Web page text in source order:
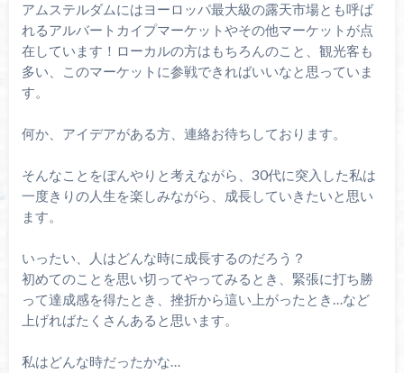
アムステルダムにはヨーロッパ最大級の露天市場とも呼ば
れるアルバートカイプマーケットやその他マーケットが点
在しています！ローカルの方はもちろんのこと、観光客も
多い、このマーケットに参戦できればいいなと思っていま
す。
何か、アイデアがある方、連絡お待ちしております。
そんなことをぼんやりと考えながら、30代に突入した私は
一度きりの人生を楽しみながら、成長していきたいと思い
ます。
いったい、人はどんな時に成長するのだろう？
初めてのことを思い切ってやってみるとき、緊張に打ち勝
って達成感を得たとき、挫折から這い上がったとき…など
上げればたくさんあると思います。
私はどんな時だったかな…